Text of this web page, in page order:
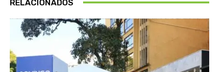
RELACIONADOS